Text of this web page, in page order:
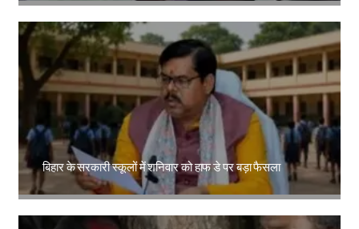
बिहार के सरकारी स्कूलों में शनिवार को हाफ डे पर बड़ा फैसला
Amit Lekh